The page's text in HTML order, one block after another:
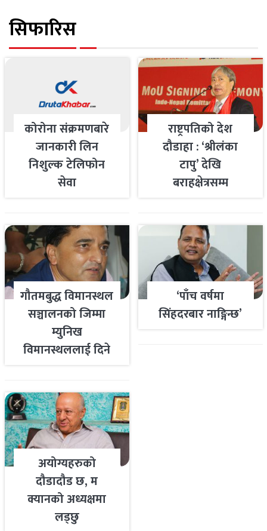
सिफारिस
कोरोना संक्रमणबारे
जानकारी लिन
निशुल्क टेलिफोन
सेवा
राष्ट्रपतिको देश
दौडाहा : ‘श्रीलंका
टापु’ देखि
बराहक्षेत्रसम्म
गौतमबुद्ध विमानस्थल
सञ्चालनको जिम्मा
म्युनिख
विमानस्थललाई दिने
‘पाँच वर्षमा
सिंहदरबार नाङ्गिन्छ’
अयोग्यहरुको
दौडादौड छ, म
क्यानको अध्यक्षमा
लड्छु